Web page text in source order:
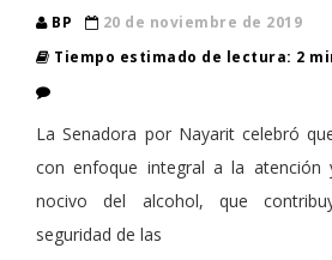
BP
20 de noviembre de 2019
Tiempo estimado de lectura: 2
La Senadora por Nayarit celebró
con enfoque integral a la atención
nocivo del alcohol, que
seguridad de las